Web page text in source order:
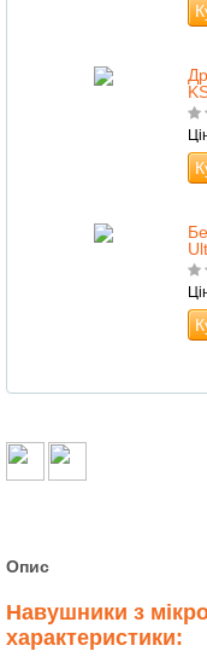
Опис
Навушники з
характеристики: